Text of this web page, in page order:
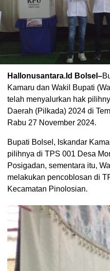
Hallonusantara.Id Bolsel–
Kamaru dan Wakil Bupati
telah menyalurkan hak
Daerah (Pilkada) 2024 di
Rabu 27 November 2024.
Bupati Bolsel, Iskandar
pilihnya di TPS 001 Desa
Posigadan, sementara itu,
melakukan pencoblosan di
Kecamatan Pinolosian.